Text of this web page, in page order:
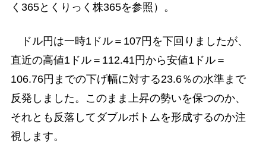
く365とくりっく株365を参照）。
ドル円は一時1ドル＝107円を下回りましたが、
直近の高値1ドル＝112.41円から安値1ドル＝
106.76円までの下げ幅に対する23.6％の水準まで
反発しました。このまま上昇の勢いを保つのか、
それとも反落してダブルボトムを形成するのか注
視します。